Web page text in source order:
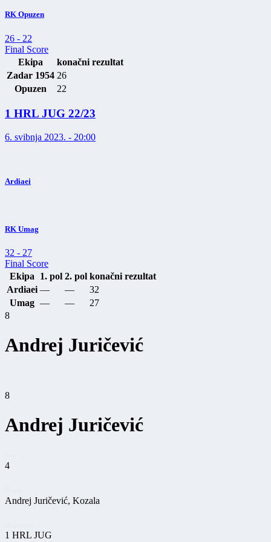
RK Opuzen
26 - 22
Final Score
Ekipa
konačni rezultat
Zadar 1954 26
Opuzen
22
1 HRL JUG 22/23
6. svibnja 2023. - 20:00
Ardiaei
RK Umag
32 - 27
Final Score
Ekipa
1. pol 2. pol konačni rezultat
Ardiaei — —
32
Umag — —
27
8
Andrej Juričević
8
Andrej Juričević
4
Andrej Juričević, Kozala
1 HRL JUG